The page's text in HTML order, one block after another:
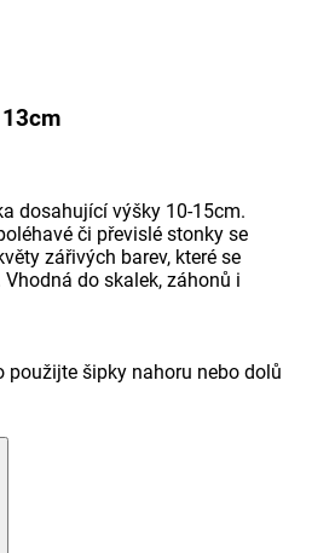
dosahující výšky 10-15cm.
či převislé stonky se
zářivých barev, které se
do skalek, záhonů i
použijte šipky nahoru nebo dolů